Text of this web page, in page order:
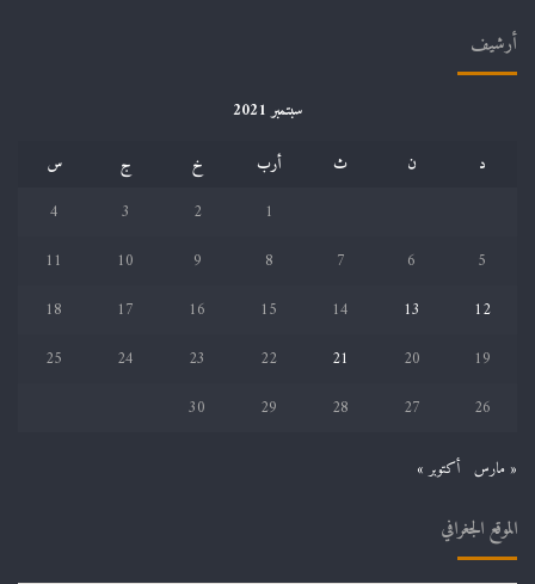
أرشيف
سبتمبر 2021
د
ن ث أرب خ ج
س
1
2
3
4
5
6
7
8
9
10
11
12
13
14
15
16
17
18
19
20
21
22
23
24
25
26
27
28
29
30
« مارس أكتوبر »
الموقع الجغرافي